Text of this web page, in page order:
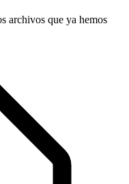
archivos que ya hemos